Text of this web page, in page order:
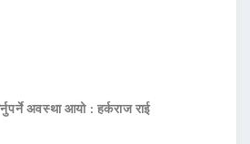
अवस्था आयो : हर्कराज राई